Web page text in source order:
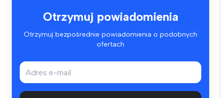
Otrzymuj powiadomienia
Otrzymuj bezpośrednie powiadomienia o podobnych
ofertach